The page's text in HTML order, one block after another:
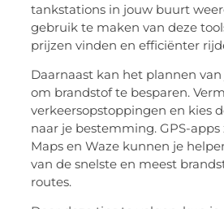
tankstations in jouw buurt
gebruik te maken van deze
prijzen vinden en efficiënter
Daarnaast kan het plannen
om brandstof te besparen.
verkeersopstoppingen en kies
naar je bestemming. GPS-apps
Maps en Waze kunnen je
van de snelste en meest
routes.